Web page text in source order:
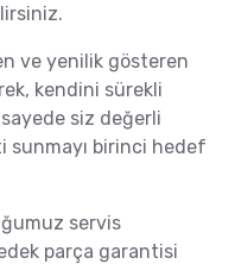
ve yenilik gösteren
kendini sürekli
siz değerli
sunmayı birinci hedef
servis
parça garantisi